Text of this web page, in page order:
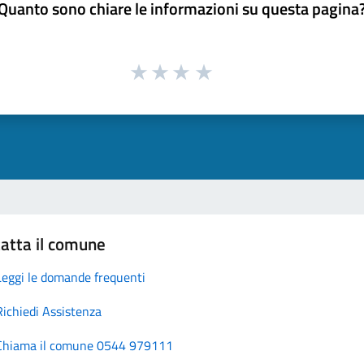
sono chiare le informazioni su questa
il comune
le domande frequenti
Assistenza
il comune 0544 979111